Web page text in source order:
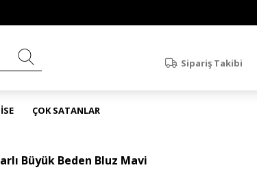
Sipariş Takibi
ÇOK SATANLAR
Büyük Beden Bluz Mavi